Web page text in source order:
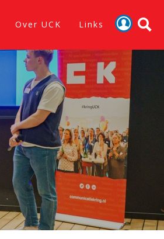
Over UCK Links
Activiteiten
Nieuws
Verslagen
Sluit je aan
Over UCK
Links